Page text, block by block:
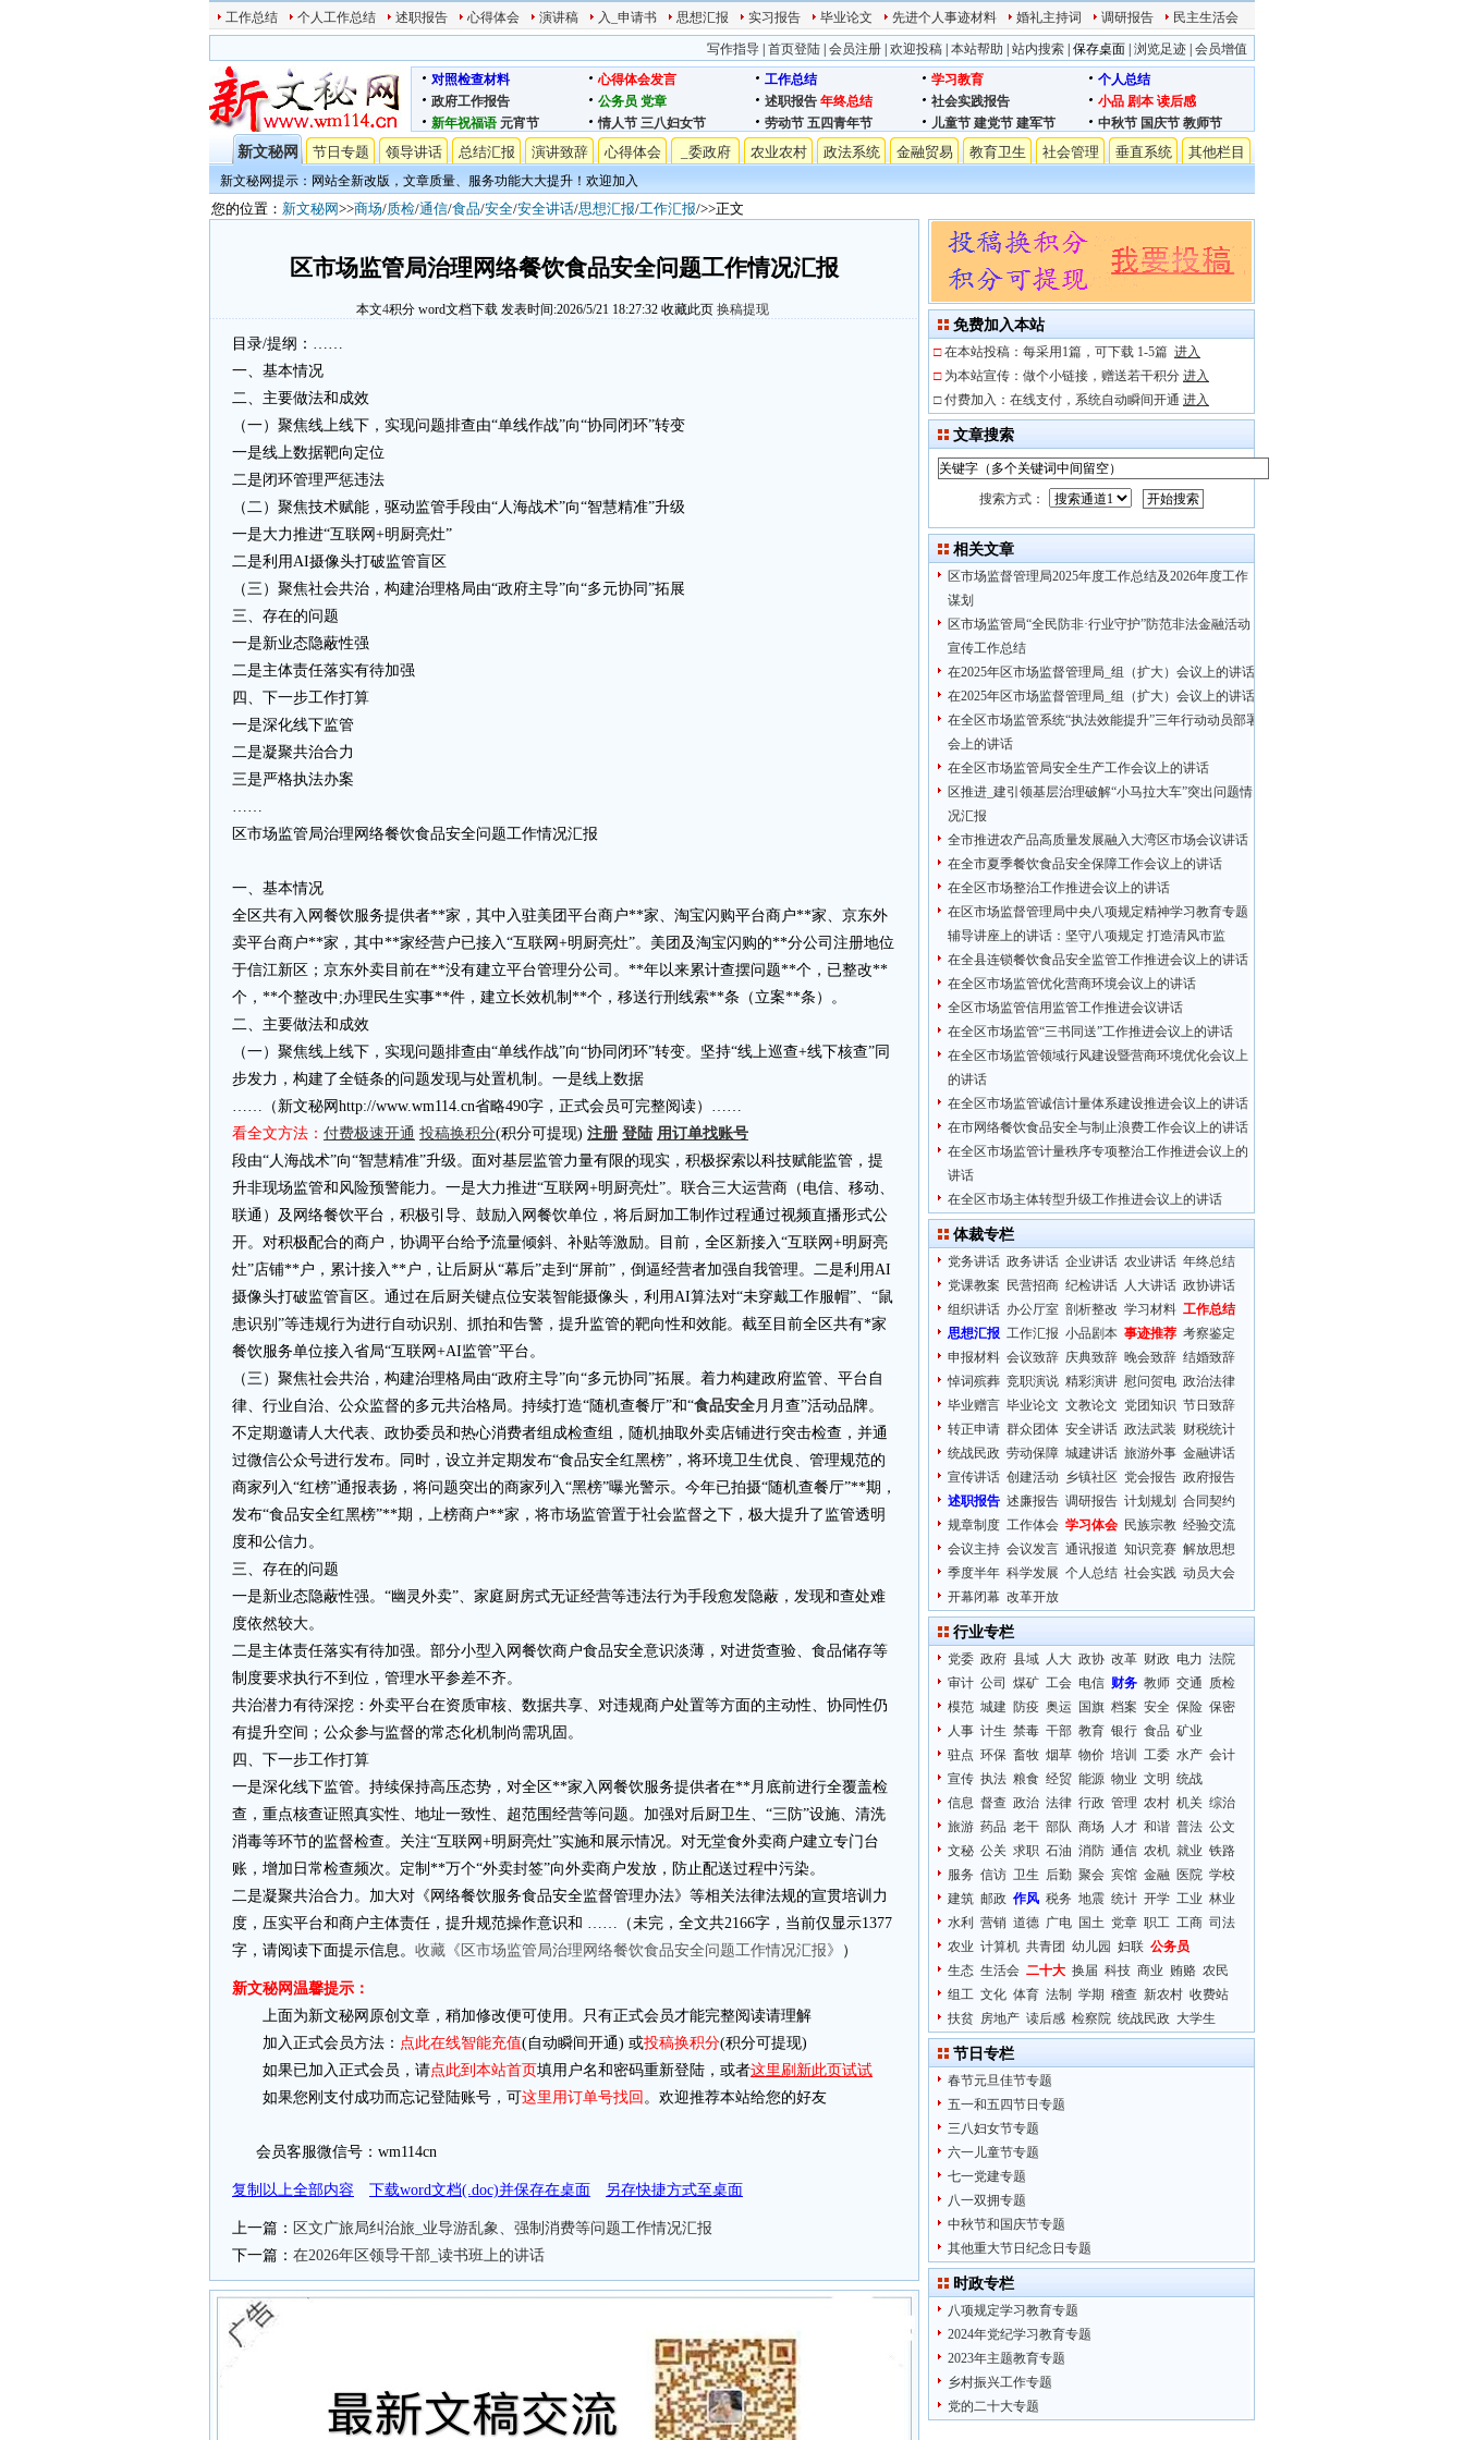
工作总结 个人工作总结 述职报告 心得体会 演讲稿 入_申请书 思想汇报 实习报告 毕业论文 先进个人事迹材料 婚礼主持词 调研报告 民主生活会
写作指导 首页登陆 会员注册 欢迎投稿 本站帮助 站内搜索 保存桌面 浏览足迹 会员增值
对照检查材料
心得体会发言 工作总结 学习教育
个人总结
政府工作报告
公务员 党章 述职报告 年终总结 社会实践报告 小品 剧本 读后感
新年祝福语 元宵节 情人节 三八妇女节 劳动节 五四青年节 儿童节 建党节 建军节 中秋节 国庆节 教师节
新文秘网 节日专题 领导讲话 总结汇报 演讲致辞 心得体会 _委政府 农业农村 政法系统 金融贸易 教育卫生 社会管理 垂直系统 其他栏目
新文秘网提示：网站全新改版，文章质量、服务功能大大提升！欢迎加入
您的位置： 新文秘网>>商场/质检/通信/食品/安全/安全讲话/思想汇报/工作汇报/>>正文
区市场监管局治理网络餐饮食品安全问题工作情况汇报
本文4积分 word文档下载 发表时间:2026/5/21 18:27:32 收藏此页 换稿提现
目录/提纲：……
一、基本情况
二、主要做法和成效
（一）聚焦线上线下，实现问题排查由“单线作战”向“协同闭环”转变
一是线上数据靶向定位
二是闭环管理严惩违法
（二）聚焦技术赋能，驱动监管手段由“人海战术”向“智慧精准”升级
一是大力推进“互联网+明厨亮灶”
二是利用AI摄像头打破监管盲区
（三）聚焦社会共治，构建治理格局由“政府主导”向“多元协同”拓展
三、存在的问题
一是新业态隐蔽性强
二是主体责任落实有待加强
四、下一步工作打算
一是深化线下监管
二是凝聚共治合力
三是严格执法办案
……
区市场监管局治理网络餐饮食品安全问题工作情况汇报
一、基本情况
全区共有入网餐饮服务提供者**家，其中入驻美团平台商户**家、淘宝闪购平台商户**家、京东外
卖平台商户**家，其中**家经营户已接入“互联网+明厨亮灶”。美团及淘宝闪购的**分公司注册地位
于信江新区；京东外卖目前在**没有建立平台管理分公司。**年以来累计查摆问题**个，已整改**
个，**个整改中;办理民生实事**件，建立长效机制**个，移送行刑线索**条（立案**条）。
二、主要做法和成效
（一）聚焦线上线下，实现问题排查由“单线作战”向“协同闭环”转变。坚持“线上巡查+线下核查”同
步发力，构建了全链条的问题发现与处置机制。一是线上数据
……（新文秘网http://www.wm114.cn省略490字，正式会员可完整阅读）……
看全文方法： 付费极速开通 投稿换积分(积分可提现) 注册 登陆 用订单找账号
段由“人海战术”向“智慧精准”升级。面对基层监管力量有限的现实，积极探索以科技赋能监管，提
升非现场监管和风险预警能力。一是大力推进“互联网+明厨亮灶”。联合三大运营商（电信、移动、
联通）及网络餐饮平台，积极引导、鼓励入网餐饮单位，将后厨加工制作过程通过视频直播形式公
开。对积极配合的商户，协调平台给予流量倾斜、补贴等激励。目前，全区新接入“互联网+明厨亮
灶”店铺**户，累计接入**户，让后厨从“幕后”走到“屏前”，倒逼经营者加强自我管理。二是利用AI
摄像头打破监管盲区。通过在后厨关键点位安装智能摄像头，利用AI算法对“未穿戴工作服帽”、“鼠
患识别”等违规行为进行自动识别、抓拍和告警，提升监管的靶向性和效能。截至目前全区共有*家
餐饮服务单位接入省局“互联网+AI监管”平台。
（三）聚焦社会共治，构建治理格局由“政府主导”向“多元协同”拓展。着力构建政府监管、平台自
律、行业自治、公众监督的多元共治格局。持续打造“随机查餐厅”和“食品安全月月查”活动品牌。
不定期邀请人大代表、政协委员和热心消费者组成检查组，随机抽取外卖店铺进行突击检查，并通
过微信公众号进行发布。同时，设立并定期发布“食品安全红黑榜”，将环境卫生优良、管理规范的
商家列入“红榜”通报表扬，将问题突出的商家列入“黑榜”曝光警示。今年已拍摄“随机查餐厅”**期，
发布“食品安全红黑榜”**期，上榜商户**家，将市场监管置于社会监督之下，极大提升了监管透明
度和公信力。
三、存在的问题
一是新业态隐蔽性强。“幽灵外卖”、家庭厨房式无证经营等违法行为手段愈发隐蔽，发现和查处难
度依然较大。
二是主体责任落实有待加强。部分小型入网餐饮商户食品安全意识淡薄，对进货查验、食品储存等
制度要求执行不到位，管理水平参差不齐。
共治潜力有待深挖：外卖平台在资质审核、数据共享、对违规商户处置等方面的主动性、协同性仍
有提升空间；公众参与监督的常态化机制尚需巩固。
四、下一步工作打算
一是深化线下监管。持续保持高压态势，对全区**家入网餐饮服务提供者在**月底前进行全覆盖检
查，重点核查证照真实性、地址一致性、超范围经营等问题。加强对后厨卫生、“三防”设施、清洗
消毒等环节的监督检查。关注“互联网+明厨亮灶”实施和展示情况。对无堂食外卖商户建立专门台
账，增加日常检查频次。定制**万个“外卖封签”向外卖商户发放，防止配送过程中污染。
二是凝聚共治合力。加大对《网络餐饮服务食品安全监督管理办法》等相关法律法规的宣贯培训力
度，压实平台和商户主体责任，提升规范操作意识和 ……（未完，全文共2166字，当前仅显示1377
字，请阅读下面提示信息。 收藏《区市场监管局治理网络餐饮食品安全问题工作情况汇报》 ）
新文秘网温馨提示：
上面为新文秘网原创文章，稍加修改便可使用。只有正式会员才能完整阅读请理解
加入正式会员方法： 点此在线智能充值(自动瞬间开通) 或投稿换积分(积分可提现)
如果已加入正式会员，请点此到本站首页填用户名和密码重新登陆，或者这里刷新此页试试
如果您刚支付成功而忘记登陆账号，可这里用订单号找回 。欢迎推荐本站给您的好友
会员客服微信号：wm114cn
复制以上全部内容 下载word文档(.doc)并保存在桌面 另存快捷方式至桌面
上一篇： 区文广旅局纠治旅_业导游乱象、强制消费等问题工作情况汇报
下一篇： 在2026年区领导干部_读书班上的讲话
免费加入本站
□ 在本站投稿：每采用1篇，可下载 1-5篇 进入
□ 为本站宣传：做个小链接，赠送若干积分 进入
□ 付费加入：在线支付，系统自动瞬间开通 进入
文章搜索
搜索方式：
相关文章
区市场监督管理局2025年度工作总结及2026年度工作
谋划
区市场监管局“全民防非·行业守护”防范非法金融活动
宣传工作总结
在2025年区市场监督管理局_组（扩大）会议上的讲话
在2025年区市场监督管理局_组（扩大）会议上的讲话
在全区市场监管系统“执法效能提升”三年行动动员部署
会上的讲话
在全区市场监管局安全生产工作会议上的讲话
区推进_建引领基层治理破解“小马拉大车”突出问题情
况汇报
全市推进农产品高质量发展融入大湾区市场会议讲话
在全市夏季餐饮食品安全保障工作会议上的讲话
在全区市场整治工作推进会议上的讲话
在区市场监督管理局中央八项规定精神学习教育专题
辅导讲座上的讲话：坚守八项规定 打造清风市监
在全县连锁餐饮食品安全监管工作推进会议上的讲话
在全区市场监管优化营商环境会议上的讲话
全区市场监管信用监管工作推进会议讲话
在全区市场监管“三书同送”工作推进会议上的讲话
在全区市场监管领域行风建设暨营商环境优化会议上
的讲话
在全区市场监管诚信计量体系建设推进会议上的讲话
在市网络餐饮食品安全与制止浪费工作会议上的讲话
在全区市场监管计量秩序专项整治工作推进会议上的
讲话
在全区市场主体转型升级工作推进会议上的讲话
体裁专栏
党务讲话 政务讲话 企业讲话 农业讲话 年终总结
党课教案
民营招商 纪检讲话 人大讲话 政协讲话
组织讲话 办公厅室 剖析整改 学习材料 工作总结
思想汇报 工作汇报 小品剧本 事迹推荐 考察鉴定
申报材料 会议致辞 庆典致辞 晚会致辞 结婚致辞
悼词殡葬 竞职演说 精彩演讲 慰问贺电 政治法律
毕业赠言 毕业论文 文教论文 党团知识 节日致辞
转正申请 群众团体 安全讲话 政法武装 财税统计
统战民政 劳动保障 城建讲话 旅游外事 金融讲话
宣传讲话 创建活动 乡镇社区 党会报告 政府报告
述职报告 述廉报告 调研报告 计划规划
合同契约
规章制度 工作体会 学习体会 民族宗教 经验交流
会议主持 会议发言 通讯报道 知识竞赛 解放思想
季度半年 科学发展 个人总结 社会实践 动员大会
开幕闭幕 改革开放
行业专栏
党委 政府 县域 人大 政协 改革 财政 电力 法院
审计 公司 煤矿 工会 电信 财务 教师 交通 质检
模范 城建 防疫 奥运 国旗 档案 安全 保险 保密
人事 计生 禁毒 干部 教育 银行 食品 矿业
驻点 环保 畜牧 烟草 物价 培训 工委 水产 会计
宣传 执法 粮食 经贸 能源 物业 文明 统战
信息 督查 政治 法律 行政 管理 农村 机关 综治
旅游 药品 老干 部队 商场 人才 和谐 普法 公文
文秘 公关 求职 石油 消防 通信 农机 就业 铁路
服务 信访 卫生 后勤 聚会 宾馆 金融 医院 学校
建筑 邮政 作风 税务 地震 统计 开学 工业 林业
水利
营销 道德 广电 国土 党章 职工 工商 司法
农业 计算机 共青团 幼儿园 妇联 公务员
生态 生活会 二十大 换届 科技 商业 贿赂 农民
组工 文化 体育 法制 学期 稽查 新农村 收费站
扶贫 房地产 读后感 检察院 统战民政 大学生
节日专栏
春节元旦佳节专题
五一和五四节日专题
三八妇女节专题
六一儿童节专题
七一党建专题
八一双拥专题
中秋节和国庆节专题
其他重大节日纪念日专题
时政专栏
八项规定学习教育专题
2024年党纪学习教育专题
2023年主题教育专题
乡村振兴工作专题
党的二十大专题